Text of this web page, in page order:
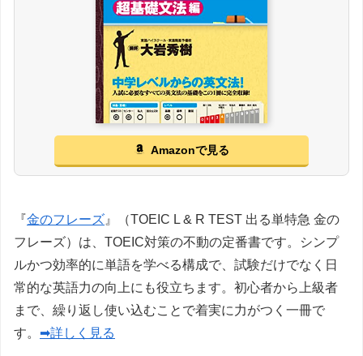
Amazonで見る
『金のフレーズ』（TOEIC L & R TEST 出る単特急 金の
フレーズ）は、TOEIC対策の不動の定番書です。シンプ
ルかつ効率的に単語を学べる構成で、試験だけでなく日
常的な英語力の向上にも役立ちます。初心者から上級者
まで、繰り返し使い込むことで着実に力がつく一冊で
す。 ➡詳しく見る